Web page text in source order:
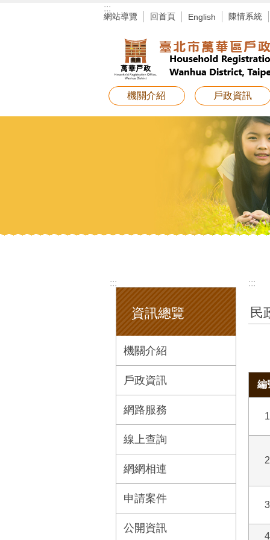
:::
網站導覽 回首頁 English 陳情系統
機關介紹 戶政資訊
:::
資訊總覽
機關介紹
戶政資訊
網路服務
線上查詢
網網相連
申請案件
公開資訊
:::
民
編
1
2
3
4